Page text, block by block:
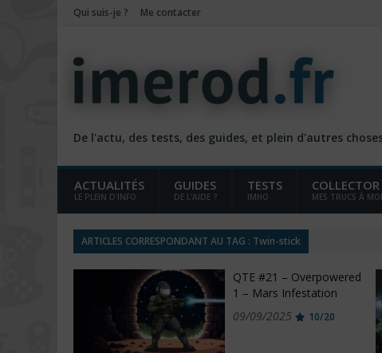
Qui suis-je ? Me contacter
De l'actu, des tests, des guides, et plein d'autres
ACTUALITÉS
LE PLEIN D'INFO
GUIDES
DE L'AIDE ?
TESTS
IMHO
COLLECTOR
MES TRUCS À MOI
ARTICLES CORRESPONDANT AU TAG : Twin-stick
QTE #21 – Overpowered
1 – Mars Infestation
09/09/2025
10/20